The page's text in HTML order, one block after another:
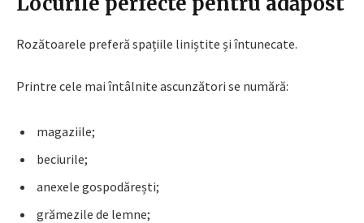
Rozătoarele preferă spațiile liniștite și întunecate.
Printre cele mai întâlnite ascunzători se numără:
magaziile;
beciurile;
anexele gospodărești;
grămezile de lemne;